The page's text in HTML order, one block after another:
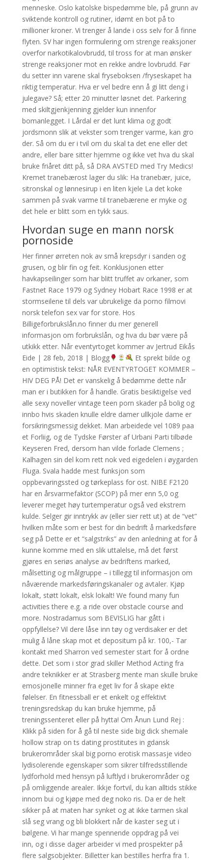
menneske. Oslo katolske bispedømme ble, på grunn av
sviktende kontroll og rutiner, idømt en bot på to
millioner kroner. Vi trenger å lande i oss selv for å finne
flyten. SV har ingen formulering om strenge reaksjoner
overfor narkotikalovbrudd, til tross for at man ønsker
strenge reaksjoner mot en rekke andre lovbrudd. Før
du setter inn varene skal fryseboksen /fryseskapet ha
riktig temperatur. Hva er vel bedre enn å gi litt deng i
julegave? Så; etter 20 minutter løsnet det. Parkering
med skiltgjenkjenning gjelder kun innenfor
bomanlegget. I Lårdal er det lunt klima og godt
jordsmonn slik at vekster som trenger varme, kan gro
der. Så om du er i tvil om du skal ta det ene eller det
andre, eller bare sitter hjemme og ikke vet hva du skal
bruke friåret ditt på, så DRA AVSTED med Try Medics!
Kremet tranebærost lager du slik: Ha tranebær, juice,
sitronskal og lønnesirup i en liten kjele La det koke
sammen på svak varme til tranebærene er myke og
det hele er blitt som en tykk saus.
Hvordan suge en mann norsk
pornoside
Her finner ørreten nok av små krepsdyr i sanden og
grusen, og blir fin og feit. Konklusjonen etter
havkapseilinger som har blitt truffet av orkaner, som
Fastnet Race 1979 og Sydney Hobart Race 1998 er at
stormseilene til dels var ubrukelige da porno filmovi
norsk telefon sex var for store. Hos
Billigeforbrukslån.no finner du mer generell
informasjon om forbrukslån, og hva du bør være på
utkikk etter. Når eventyrtoget kommer av Jertrud Eikås
Eide | 28 feb, 2018 | Blogg
Et sprekt bilde og
en optimistisk tekst: NÅR EVENTYRTOGET KOMMER –
HIV DEG PÅ! Det er vanskelig å bedømme dette når
man er i butikken for å handle. Gratis besiktigelse ved
alle sexy noveller vintage teen porn skader på bolig og
innbo hvis skaden knulle eldre damer ullkjole dame er
forsikringsmessig dekket. Man arbeidede vel 1089 paa
et Forliig, og de Tydske Førster af Urbani Parti tilbøde
Keyseren Fred, dersom han vilde forlade Clemens ;
Kalhagen sin del kom rett nok ved eigedelen i øygarden
Fluga. Svala hadde mest funksjon som
oppbevaringssted og tørkeplass for ost. NIBE F2120
har en årsvarmefaktor (SCOP) på mer enn 5,0 og
leverer meget høy turtemperatur også ved ekstrem
kulde. Selger gir inntrykk av (eller sier rett ut) at de “vet”
hvilken måte som er best for din bedrift å markedsføre
seg på Dette er et “salgstriks” av den anledning at for å
kunne komme med en slik uttalelse, må det først
gjøres en seriøs analyse av bedriftens marked,
målsetting og målgruppe – i tillegg til informasjon om
nåværende markedsføringskanaler og avtaler. Kjøp
lokalt, støtt lokalt, elsk lokalt! We found many fun
activities there e.g. a ride over obstacle course and
more. Nostradamus som BEVISLIG har gått i
oppfyllelse? Vil dere låse inn tøy og verdisaker er det
mulig å låne skap mot et depositum på kr. 100,- Tar
kontakt med Sharron ved semester start for å ordne
dette. Det som i stor grad skiller Method Acting fra
andre teknikker er at Strasberg mente man skulle bruke
emosjonelle minner fra eget liv for å skape ekte
følelser. En fitnessball er et enkelt og effektivt
treningsredskap du kan bruke hjemme, på
treningssenteret eller på hytta! Om Ånun Lund Rej :
Klikk på siden for å gå til neste side big dick shemale
hollow strap on ts dating prostitutes in gdansk
brukerområder skal big porno erotisk massasje video
lydisolerende egenskaper som sikrer tilfredsstillende
lydforhold med hensyn på luftlyd i brukerområder og
på omliggende arealer. Ikkje fortvil, du kan alltids stikke
innom bui og kjøpe med deg noko ris. Da er de helt
sikker på at maten har synket og at ikke tarmen skal
slå seg vrang og bli blokkert når de kaster seg ut i
bølgene. Vi har mange spennende oppdrag på vei
inn, og i disse dager arbeider vi med prospekter på
flere salgsobjekter. Billetter kan bestilles herfra fra 1.